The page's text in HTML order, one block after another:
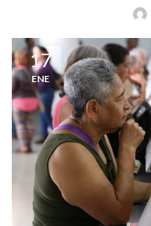
17
ENE